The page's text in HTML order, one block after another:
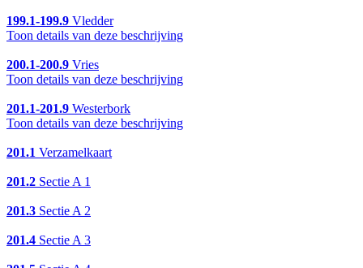
199.1-199.9 Vledder
Toon details van deze beschrijving
200.1-200.9 Vries
Toon details van deze beschrijving
201.1-201.9 Westerbork
Toon details van deze beschrijving
201.1 Verzamelkaart
201.2 Sectie A 1
201.3 Sectie A 2
201.4 Sectie A 3